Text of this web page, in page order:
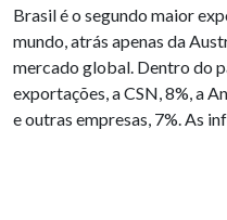
Brasil é o segundo maior
mundo, atrás apenas da
mercado global. Dentro do
exportações, a CSN, 8%, a
e outras empresas, 7%. As